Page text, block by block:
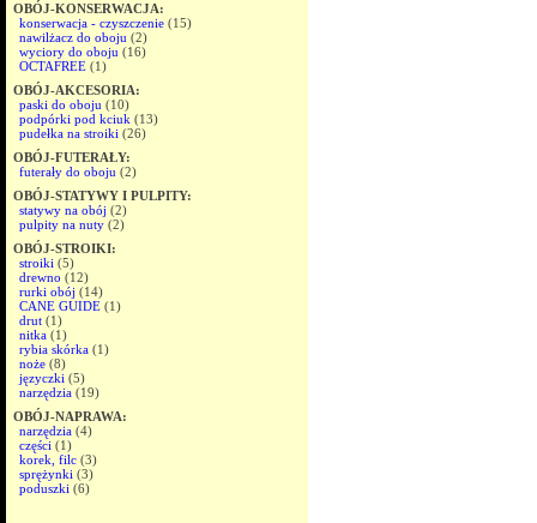
OBÓJ-KONSERWACJA:
konserwacja - czyszczenie (15)
nawilżacz do oboju (2)
wyciory do oboju (16)
OCTAFREE (1)
OBÓJ-AKCESORIA:
paski do oboju (10)
podpórki pod kciuk (13)
pudełka na stroiki (26)
OBÓJ-FUTERAŁY:
futerały do oboju (2)
OBÓJ-STATYWY I PULPITY:
statywy na obój (2)
pulpity na nuty (2)
OBÓJ-STROIKI:
stroiki (5)
drewno (12)
rurki obój (14)
CANE GUIDE (1)
drut (1)
nitka (1)
rybia skórka (1)
noże (8)
języczki (5)
narzędzia (19)
OBÓJ-NAPRAWA:
narzędzia (4)
części (1)
korek, filc (3)
sprężynki (3)
poduszki (6)